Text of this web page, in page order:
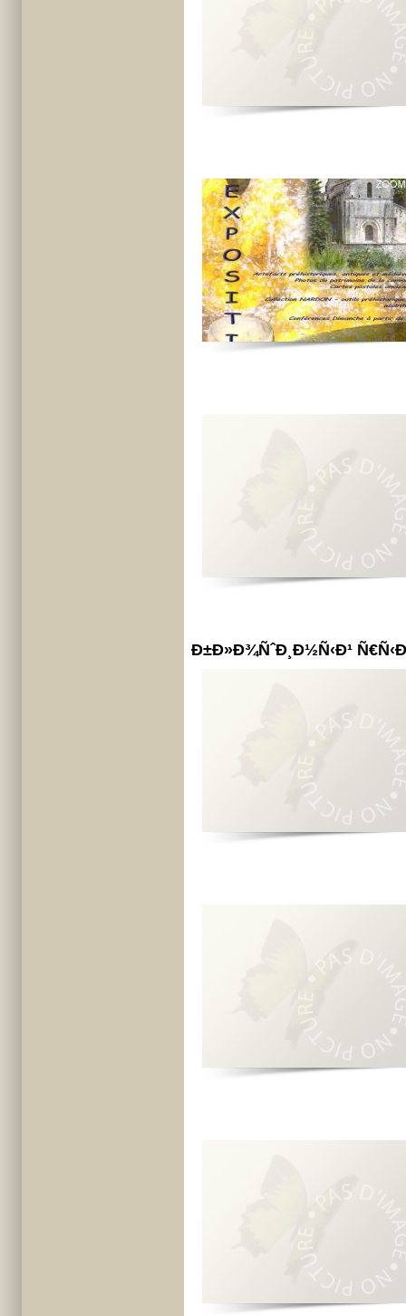
Ð±Ð»Ð¾ÑˆÐ¸Ð½Ñ‹Ð¹